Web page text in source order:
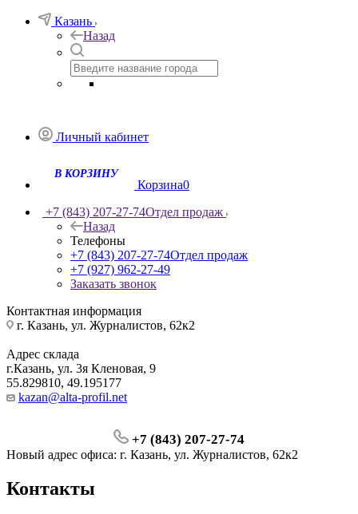
Казань
Назад
Личный кабинет
Корзина0
+7 (843) 207-27-74Отдел продаж
Назад
Телефоны
+7 (843) 207-27-74Отдел продаж
+7 (927) 962-27-49
Заказать звонок
Контактная информация
г. Казань, ул. Журналистов, 62к2
Адрес склада
г.Казань, ул. 3я Кленовая, 9
55.829810, 49.195177
kazan@alta-profil.net
+7 (843) 207-27-74
Новый адрес офиса: г. Казань, ул. Журналистов, 62к2
Контакты